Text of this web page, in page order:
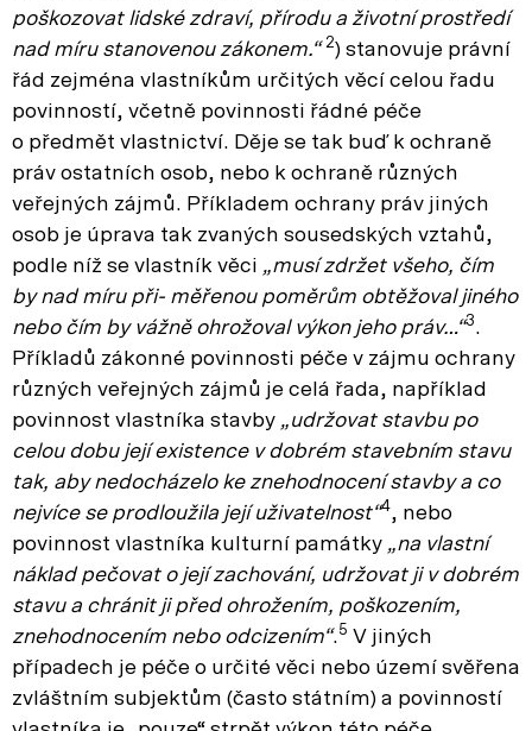
poškozovat lidské zdraví, přírodu a životní prostředí
nad míru stanovenou zákonem.“ 2) stanovuje právní
řád zejména vlastníkům určitých věcí celou řadu
povinností, včetně povinnosti řádné péče
o předmět vlastnictví. Děje se tak buď k ochraně
práv ostatních osob, nebo k ochraně různých
veřejných zájmů. Příkladem ochrany práv jiných
osob je úprava tak zvaných sousedských vztahů,
podle níž se vlastník věci „musí zdržet všeho, čím
by nad míru při- měřenou poměrům obtěžoval jiného
nebo čím by vážně ohrožoval výkon jeho práv…“3.
Příkladů zákonné povinnosti péče v zájmu ochrany
různých veřejných zájmů je celá řada, například
povinnost vlastníka stavby „udržovat stavbu po
celou dobu její existence v dobrém stavebním stavu
tak, aby nedocházelo ke znehodnocení stavby a co
nejvíce se prodloužila její uživatelnost“4, nebo
povinnost vlastníka kulturní památky „na vlastní
náklad pečovat o její zachování, udržovat ji v dobrém
stavu a chránit ji před ohrožením, poškozením,
znehodnocením nebo odcizením“.5 V jiných
případech je péče o určité věci nebo území svěřena
zvláštním subjektům (často státním) a povinností